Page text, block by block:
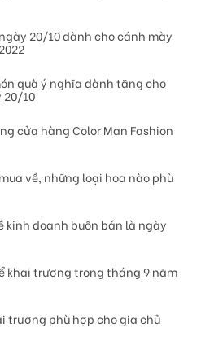
20/10 dành cho cánh mày
quà ý nghĩa dành tặng cho
20/10
cửa hàng Color Man Fashion
về, những loại hoa nào phù
kinh doanh buôn bán là ngày
khai trương trong tháng 9 năm
trương phù hợp cho gia chủ